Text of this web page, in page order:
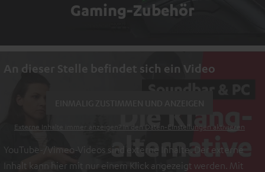
Gaming-Zubehör
An dieser Stelle befindet sich ein Video
Externe Inhalte immer anzeigen? In den Daten‑Einstellungen aktivieren
YouTube-/Vimeo-Videos sind externe Inhalte. Der externe
Inhalt kann hier mit nur einem Klick angezeigt werden. Mit